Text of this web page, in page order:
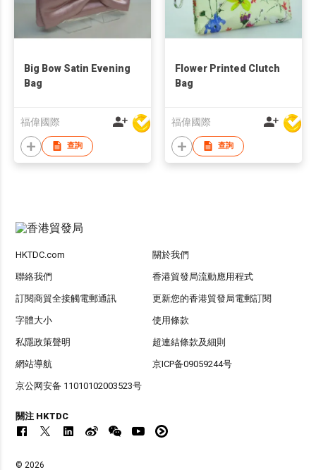
Big Bow Satin Evening
Bag
福偉國際
查詢
Flower Printed Clutch
Bag
福偉國際
查詢
HKTDC.com 關於我們
聯絡我們 香港貿發局流動應用程式
訂閱商貿全接觸電郵通訊 更新您的香港貿發局電郵訂閱
字體大小 使用條款
私隱政策聲明 超連結條款及細則
網站導航 京ICP备09059244号
京公网安备 11010102003523号
關注 HKTDC
© 2026